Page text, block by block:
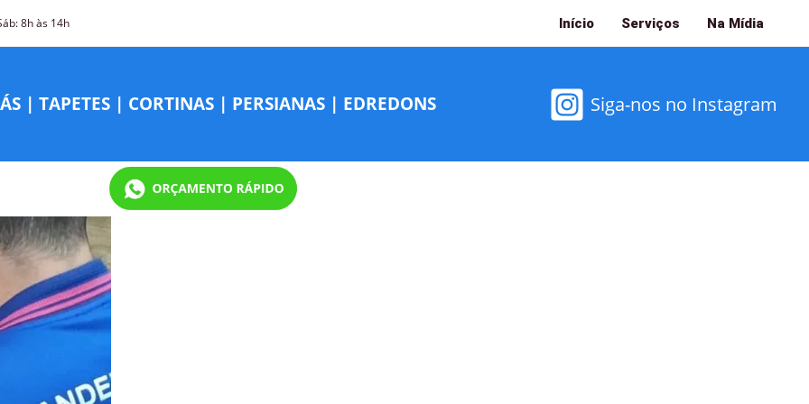
8h às 14h Início Serviços Na Mídia
| TAPETES | CORTINAS | PERSIANAS | EDREDONS Siga-nos no Instagram